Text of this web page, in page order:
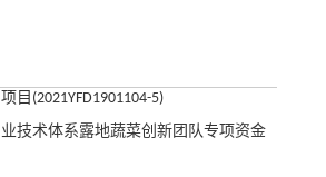
目(2021YFD1901104-5)
技术体系露地蔬菜创新团队专项资金